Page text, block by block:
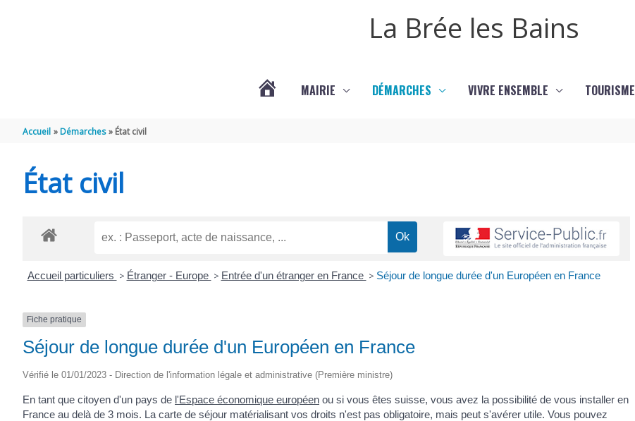
La Brée les Bains
TITRE)
MAIRIE DÉMARCHES VIVRE ENSEMBLE TOURISME
Accueil Démarches État civil
État civil
Accueil particuliers > Étranger - Europe > Entrée d'un étranger en France > Séjour de longue durée d'un Européen en France
Fiche pratique
Séjour de longue durée d'un Européen en France
Vérifié le 01/01/2023 - Direction de l'information légale et administrative (Première ministre)
En tant que citoyen d'un pays de l'Espace économique européen ou si vous êtes suisse, vous avez la possibilité de vous installer en
France au delà de 3 mois. La carte de séjour matérialisant vos droits n'est pas obligatoire, mais peut s'avérer utile. Vous pouvez